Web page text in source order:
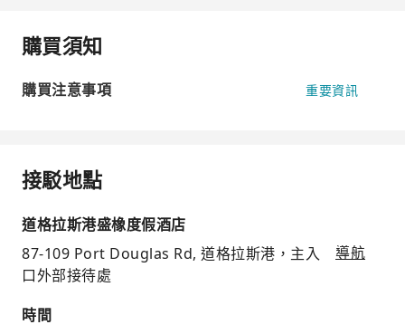
購買須知
購買注意事項 重要資訊
接駁地點
道格拉斯港盛橡度假酒店
87-109 Port Douglas Rd, 道格拉斯港，主入
口外部接待處
導航
時間